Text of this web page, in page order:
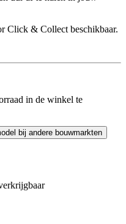
Click & Collect beschikbaar.
in de winkel te
bij andere bouwmarkten